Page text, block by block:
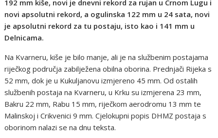
192 mm kiše, novi je dnevni rekord za rujan u Crnom Lugu i
novi apsolutni rekord, a ogulinska 122 mm u 24 sata, novi
je apsolutni rekord za tu postaju, isto kao i 141 mm u
Delnicama.
Na Kvarneru, kiše je bilo manje, ali je na službenim postajama
riječkog područja zabilježena obilna oborina. Prednjači Rijeka s
52 mm, dok je u Kukuljanovu izmjereno 45 mm. Od ostalih
službenih postaja na Kvarneru, u Krku su izmjerena 23 mm,
Bakru 22 mm, Rabu 15 mm, riječkom aerodromu 13 mm te
Malinskoj i Crikvenici 9 mm. Cjelokupni popis DHMZ postaja s
oborinom nalazi se na dnu teksta.